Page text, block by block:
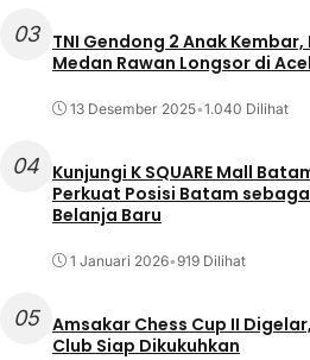
03
TNI Gendong 2 Anak
Medan Rawan Longsor di
13 Desember 2025•1.040 Dilihat
04 Kunjungi K SQUARE Mall
Perkuat Posisi Batam
Belanja Baru
1 Januari 2026•919 Dilihat
05 Amsakar Chess Cup II
Club Siap Dikukuhkan